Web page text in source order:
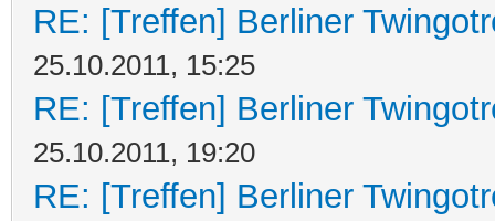
RE: [Treffen] Berliner
25.10.2011, 15:25
RE: [Treffen] Berliner
25.10.2011, 19:20
RE: [Treffen] Berliner